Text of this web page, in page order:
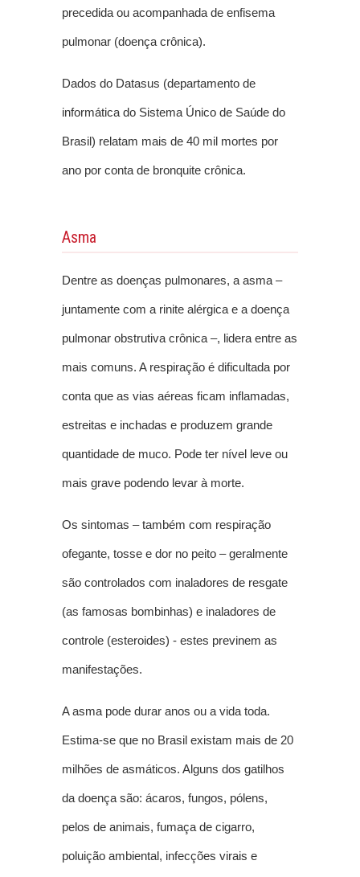
precedida ou acompanhada de enfisema
pulmonar (doença crônica).
Dados do Datasus (departamento de
informática do Sistema Único de Saúde do
Brasil) relatam mais de 40 mil mortes por
ano por conta de bronquite crônica.
Asma
Dentre as doenças pulmonares, a asma –
juntamente com a rinite alérgica e a doença
pulmonar obstrutiva crônica –, lidera entre as
mais comuns. A respiração é dificultada por
conta que as vias aéreas ficam inflamadas,
estreitas e inchadas e produzem grande
quantidade de muco. Pode ter nível leve ou
mais grave podendo levar à morte.
Os sintomas – também com respiração
ofegante, tosse e dor no peito – geralmente
são controlados com inaladores de resgate
(as famosas bombinhas) e inaladores de
controle (esteroides) - estes previnem as
manifestações.
A asma pode durar anos ou a vida toda.
Estima-se que no Brasil existam mais de 20
milhões de asmáticos. Alguns dos gatilhos
da doença são: ácaros, fungos, pólens,
pelos de animais, fumaça de cigarro,
poluição ambiental, infecções virais e